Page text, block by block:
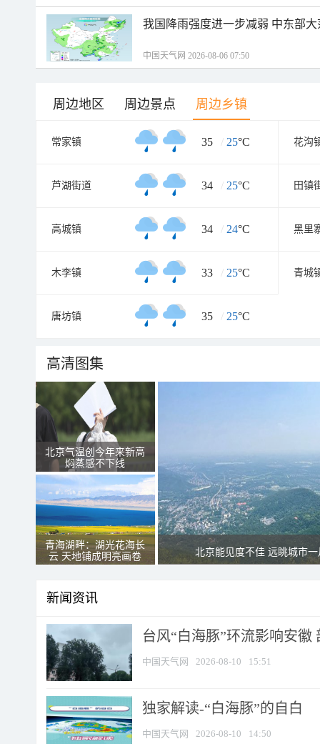
我国降雨强度进一步减弱 中东部
中国天气网 2026-08-06 07:50
周边地区 周边景点 周边乡镇
常家镇 35 / 25°C 花沟
芦湖街道 34 / 25°C 田镇
高城镇 34 / 24°C 黑里
木李镇 33 / 25°C 青城
唐坊镇 35 / 25°C
高清图集
北京气温创今年来新高
焖蒸感不下线
青海湖畔：湖光花海长
云 天地铺成明亮画卷
北京能见度不佳 远眺城市
新闻资讯
台风“白海豚”环流影响安
中国天气网 2026-08-10 15:51
​独家解读-“白海豚”的自白
中国天气网 2026-08-10 14:50